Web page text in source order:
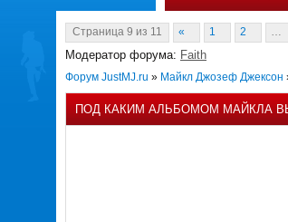
Страница 9 из 11 « 1 2 …
Модератор форума: Faith
Форум JustMJ.ru » Майкл Джозеф Джексон
ПОД КАКИМ АЛЬБОМОМ МАЙКЛА